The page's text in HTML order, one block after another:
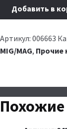
Добавить в
Артикул: 006663
MIG/MAG, Прочие